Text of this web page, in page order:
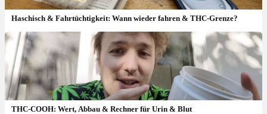
Haschisch & Fahrtüchtigkeit: Wann wieder fahren & THC-Grenze?
THC-COOH: Wert, Abbau & Rechner für Urin & Blut